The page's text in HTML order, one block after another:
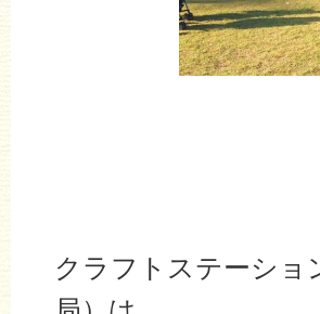
クラフトステーショ